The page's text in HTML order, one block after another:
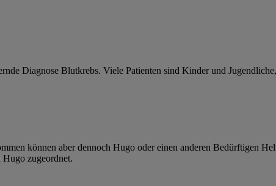
Diagnose Blutkrebs. Viele Patienten sind Kinder und
können aber dennoch Hugo oder einen anderen Bedürftigen
zugeordnet.